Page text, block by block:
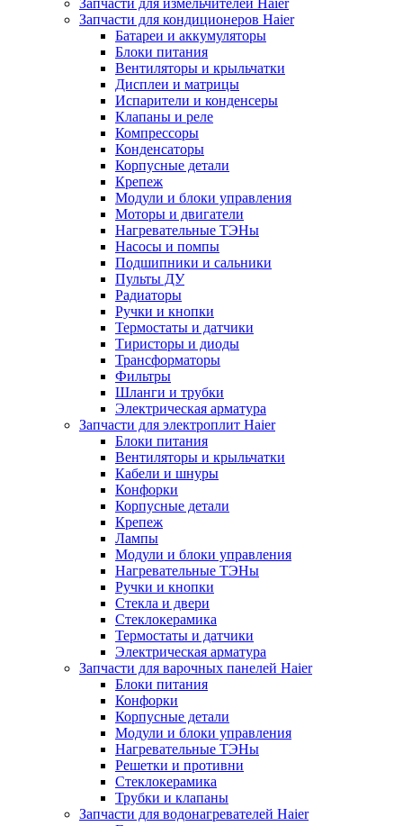
Запчасти для измельчителей Haier
Запчасти для кондиционеров Haier
Батареи и аккумуляторы
Блоки питания
Вентиляторы и крыльчатки
Дисплеи и матрицы
Испарители и конденсеры
Клапаны и реле
Компрессоры
Конденсаторы
Корпусные детали
Крепеж
Модули и блоки управления
Моторы и двигатели
Нагревательные ТЭНы
Насосы и помпы
Подшипники и сальники
Пульты ДУ
Радиаторы
Ручки и кнопки
Термостаты и датчики
Тиристоры и диоды
Трансформаторы
Фильтры
Шланги и трубки
Электрическая арматура
Запчасти для электроплит Haier
Блоки питания
Вентиляторы и крыльчатки
Кабели и шнуры
Конфорки
Корпусные детали
Крепеж
Лампы
Модули и блоки управления
Нагревательные ТЭНы
Ручки и кнопки
Стекла и двери
Стеклокерамика
Термостаты и датчики
Электрическая арматура
Запчасти для варочных панелей Haier
Блоки питания
Конфорки
Корпусные детали
Модули и блоки управления
Нагревательные ТЭНы
Решетки и противни
Стеклокерамика
Трубки и клапаны
Запчасти для водонагревателей Haier